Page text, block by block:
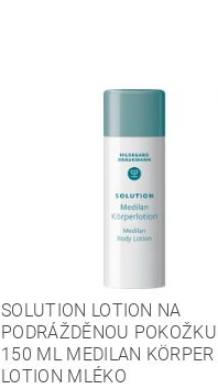
SOLUTION LOTION NA
PODRÁŽDĚNOU
150 ML MEDILAN KÖRPER
LOTION MLÉKO